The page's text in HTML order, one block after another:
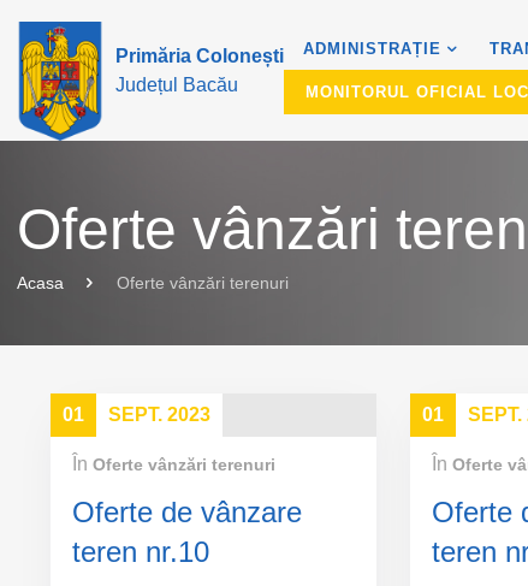
Primăria Colonești
Județul Bacău
ADMINISTRAȚIE
MONITORUL OFICIAL
Oferte vânzări
Acasa Oferte vânzări terenuri
01 SEPT. 2023
În Oferte vânzări terenuri
Oferte de vânzare
teren nr.10
01 SEPT.
În Oferte
Oferte
teren